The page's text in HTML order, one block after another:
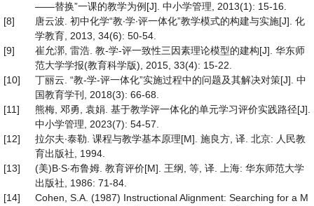
——替换”一课的教学为例[J]. 中小学管理, 2013(1): 15-16.
[8]
唐云波. 初中化学“教∙学∙评一体化”教学模式的构建与实施[J]. 化
学教育, 2013, 34(6): 50-54.
[9]
崔允漷, 雷浩. 教-学-评一致性三因素理论模型的建构[J]. 华东师
范大学学报(教育科学版), 2015, 33(4): 15-22.
[10]
丁丽云. “教-学-评一体化”实施过程中的问题及其解决对策[J]. 中
国教育学刊, 2018(3): 66-68.
[11]
熊梅, 邓勇, 袁娟. 基于教学评一体化的单元学习评价实践路径[J].
中小学管理, 2023(7): 54-57.
[12]
拉尔夫∙泰勒. 课程与教学基本原理[M]. 施良方, 译. 北京: 人民教
育出版社, 1994.
[13]
(美)B∙S∙布鲁姆. 教育评价[M]. 王纲, 等, 译. 上海: 华东师范大学
出版社, 1986: 71-84.
[14]
Cohen, S.A. (1987) Instructional Alignment: Searching for a M